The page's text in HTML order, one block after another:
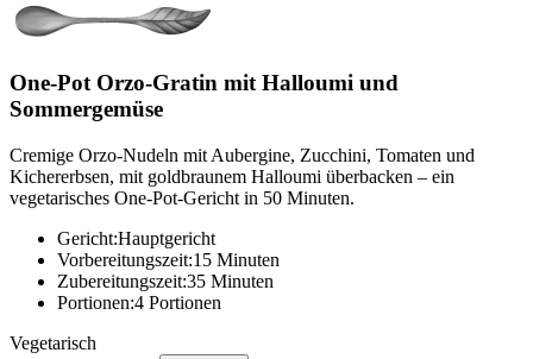
One-Pot Orzo-Gratin mit Halloumi und
Sommergemüse
Cremige Orzo-Nudeln mit Aubergine, Zucchini, Tomaten und
Kichererbsen, mit goldbraunem Halloumi überbacken – ein
vegetarisches One-Pot-Gericht in 50 Minuten.
Gericht:Hauptgericht
Vorbereitungszeit:15 Minuten
Zubereitungszeit:35 Minuten
Portionen:4 Portionen
Vegetarisch